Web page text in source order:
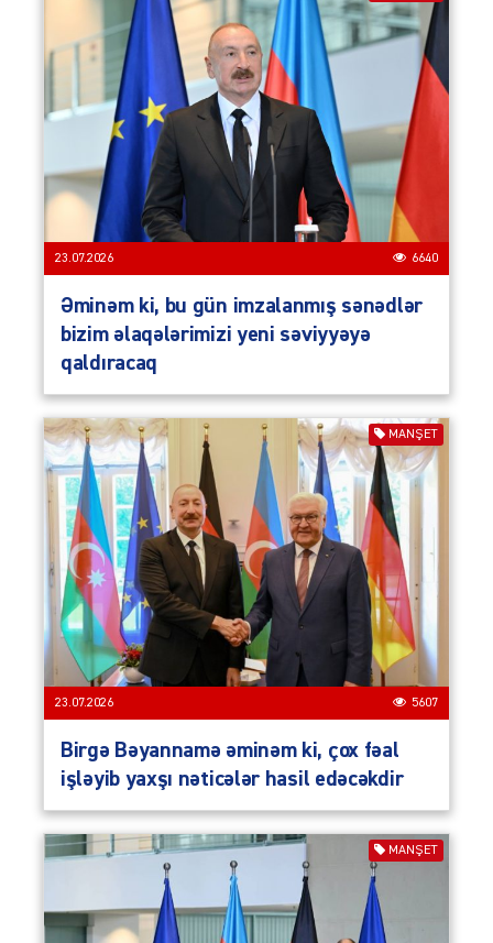
23.07.2026 6640
Əminəm ki, bu gün imzalanmış sənədlər
bizim əlaqələrimizi yeni səviyyəyə
qaldıracaq
MANŞET
23.07.2026 5607
Birgə Bəyannamə əminəm ki, çox fəal
işləyib yaxşı nəticələr hasil edəcəkdir
MANŞET